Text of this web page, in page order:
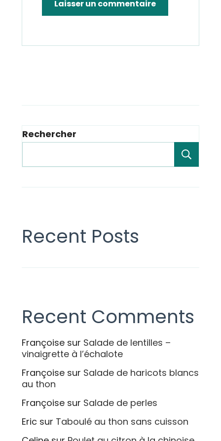
Rechercher
Recent Posts
Recent Comments
Françoise sur Salade de lentilles –
vinaigrette à l’échalote
Françoise sur Salade de haricots blancs
au thon
Françoise sur Salade de perles
Eric sur Taboulé au thon sans cuisson